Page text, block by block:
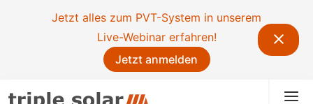
Jetzt alles zum PVT-System in unserem
Live-Webinar erfahren!
Jetzt anmelden